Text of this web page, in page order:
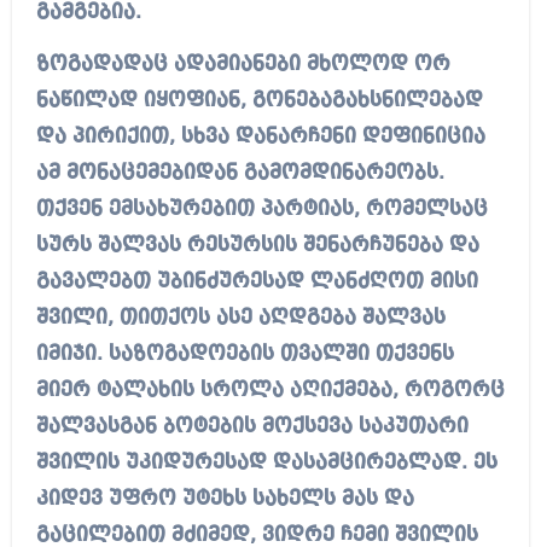
გამგებია.
ზოგადადაც ადამიანები მხოლოდ ორ
ნაწილად იყოფიან, გონებაგახსნილებად
და პირიქით, სხვა დანარჩენი დეფინიცია
ამ მონაცემებიდან გამომდინარეობს.
თქვენ ემსახურებით პარტიას, რომელსაც
სურს შალვას რესურსის შენარჩუნება და
გავალებთ უბინძურესად ლანძღოთ მისი
შვილი, თითქოს ასე აღდგება შალვას
იმიჯი. საზოგადოების თვალში თქვენს
მიერ ტალახის სროლა აღიქმება, როგორც
შალვასგან ბოტების მოქსევა საკუთარი
შვილის უკიდურესად დასამცირებლად. ეს
კიდევ უფრო უტეხს სახელს მას და
გაცილებით მძიმედ, ვიდრე ჩემი შვილის